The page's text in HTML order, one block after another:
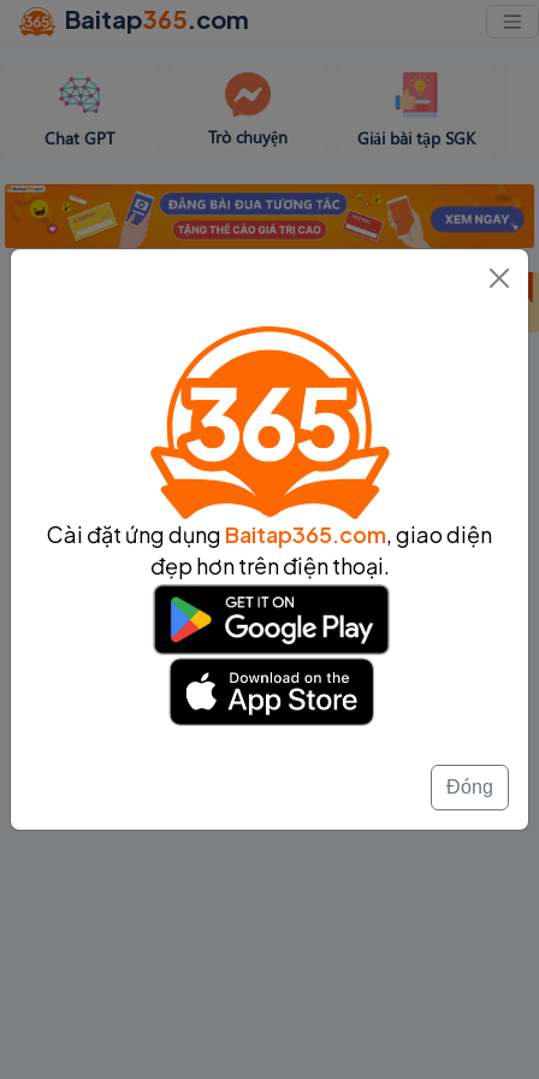
Baitap365.com
Chat GPT Trò chuyện Giải bài tập SGK
Bảng thành tích
Cài đặt ứng dụng Baitap365.com, giao diện
đẹp hơn trên điện thoại.
Đóng